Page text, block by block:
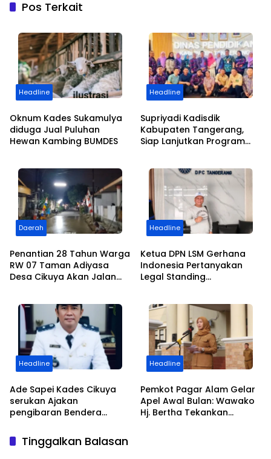
Pos Terkait
Headline
Oknum Kades Sukamulya
diduga Jual Puluhan
Hewan Kambing BUMDES
Headline
Supriyadi Kadisdik
Kabupaten Tangerang,
Siap Lanjutkan Program
Daerah
Penantian 28 Tahun Warga
RW 07 Taman Adiyasa
Desa Cikuya Akan Jalan
Headline
Ketua DPN LSM Gerhana
Indonesia Pertanyakan
Legal Standing
Tigaraksa
Headline
Ade Sapei Kades Cikuya
serukan Ajakan
pengibaran Bendera
Warganya Baik di
Perkampungan dan
Headline
Pemkot Pagar Alam Gelar
Apel Awal Bulan: Wawako
Hj. Bertha Tekankan
Tinggalkan Balasan